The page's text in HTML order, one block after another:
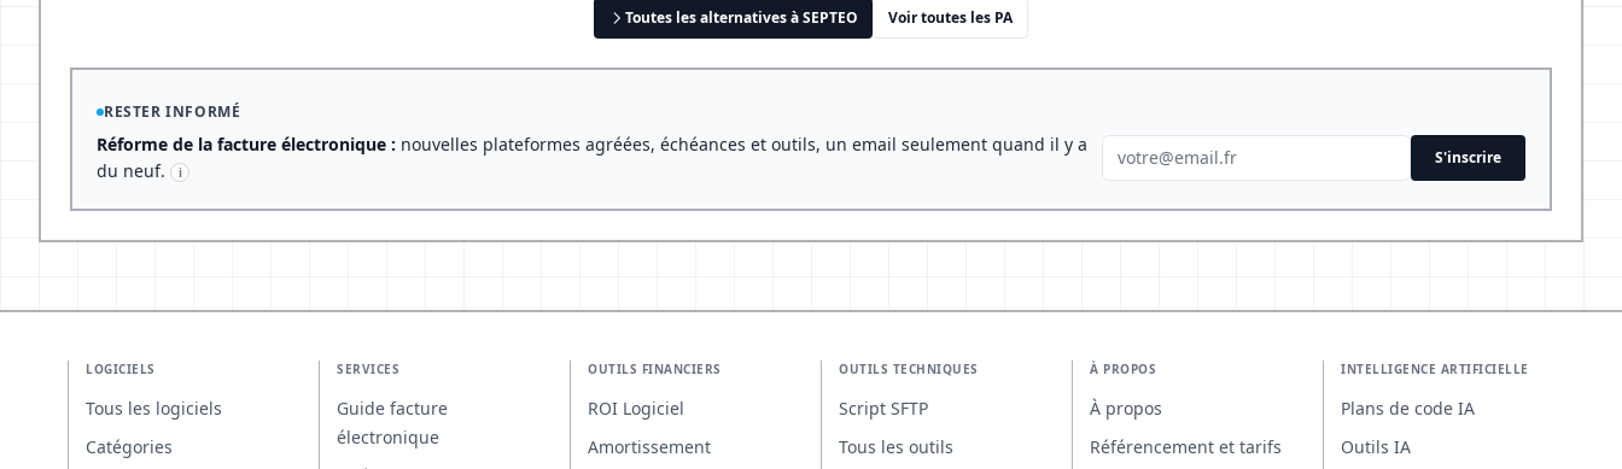
Toutes les alternatives à SEPTEO Voir toutes les PA
RESTER INFORMÉ
Réforme de la facture électronique : nouvelles plateformes agréées, échéances et outils, un email seulement quand il y a
du neuf.
i
S'inscrire
LOGICIELS
Tous les logiciels
Catégories
SERVICES
Guide facture
électronique
OUTILS FINANCIERS
ROI Logiciel
Amortissement
OUTILS TECHNIQUES
Script SFTP
Tous les outils
À PROPOS
À propos
Référencement et tarifs
INTELLIGENCE ARTIFICIELLE
Plans de code IA
Outils IA